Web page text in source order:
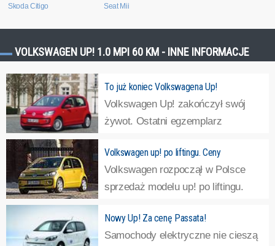
Skoda Citigo Seat Mii
VOLKSWAGEN UP! 1.0 MPI 60 KM - INNE INFORMACJE
To już koniec Volkswagena Up!
Volkswagen Up! zakończył swój
żywot. Ostatni egzemplarz
października. Od teraz najmniejszym i najtańszym
Volkswagenem będzie Polo za - uwaga - co najmniej 104
tys. zł!Bliźniacze modele Volkswagena Up! wyszły z...
Volkswagen up! po liftingu. Ceny
Volkswagen rozpoczął w Polsce
sprzedaż modelu up! po liftingu.
wyposażenie seryjne, można do niego dokupić więcej
elementów służących personalizacji wyglądu, ponadto
Nowy Up! Za cenę Passata!
Samochody elektryczne nie cieszą